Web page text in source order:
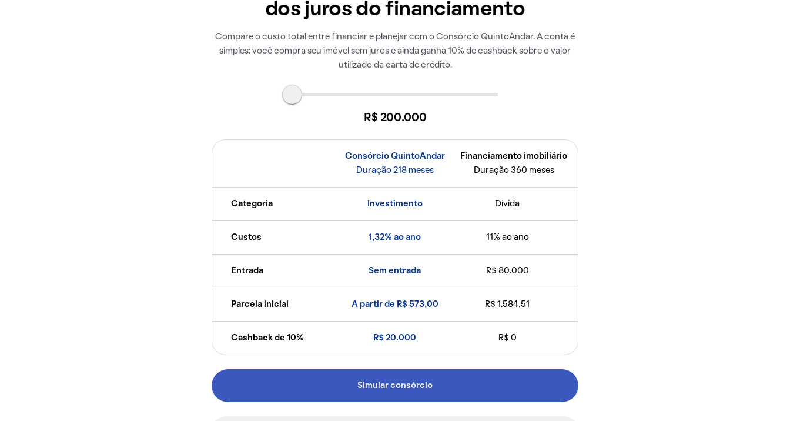
dos juros do financiamento
Compare o custo total entre financiar e planejar com o Consórcio QuintoAndar. A conta é
simples: você compra seu imóvel sem juros e ainda ganha 10% de cashback sobre o valor
utilizado da carta de crédito.
R$ 200.000
Consórcio QuintoAndar
Duração 218 meses
Financiamento imobiliário
Duração 360 meses
Categoria Investimento Dívida
Custos 1,32% ao ano 11% ao ano
Entrada Sem entrada R$ 80.000
Parcela inicial A partir de R$ 573,00 R$ 1.584,51
Cashback de 10% R$ 20.000 R$ 0
Simular consórcio